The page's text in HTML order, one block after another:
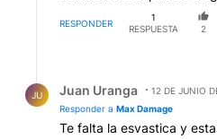
RESPONDER
1
RESPUESTA
2
JU Juan Uranga
12 DE JUNIO
Responder a Max Damage
Te falta la esvastica y